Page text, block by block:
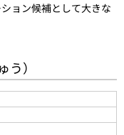
ョン候補として大きな
）